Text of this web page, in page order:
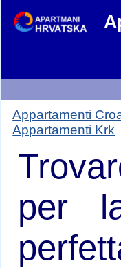
Appartamenti
Appartamenti Krk
per